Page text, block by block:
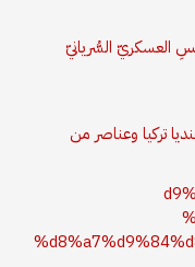
السُّريانيّ
عفرين تعلن مقتل وإصابة 31 جنديا تركيا وعناصر من